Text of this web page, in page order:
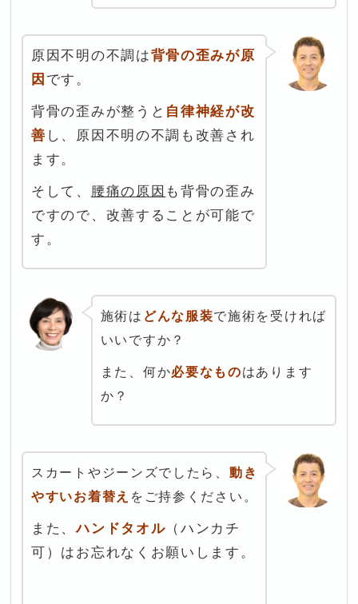
原因不明の不調は背骨の歪みが原
因 です。
背骨の歪みが整うと 自律神経が改
善 し、原因不明の不調も改善され
ます。
そして、 腰痛の原因 も背骨の歪み
ですので、改善することが可能で
す。
施術は どんな服装で施術を受ければ
いいですか？
また、何か必要なものはあります
か？
スカートやジーンズでしたら、 動き
やすいお着替え をご持参ください。
また、ハンドタオル （ハンカチ
可）はお忘れなくお願いします。